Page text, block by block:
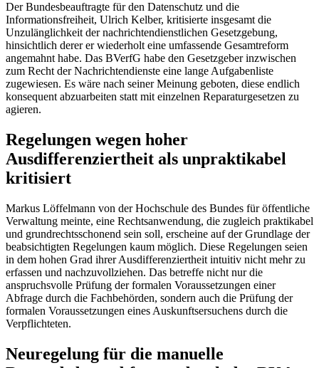
Der Bundesbeauftragte für den Datenschutz und die
Informationsfreiheit, Ulrich Kelber, kritisierte insgesamt die
Unzulänglichkeit der nachrichtendienstlichen Gesetzgebung,
hinsichtlich derer er wiederholt eine umfassende Gesamtreform
angemahnt habe. Das BVerfG habe den Gesetzgeber inzwischen
zum Recht der Nachrichtendienste eine lange Aufgabenliste
zugewiesen. Es wäre nach seiner Meinung geboten, diese endlich
konsequent abzuarbeiten statt mit einzelnen Reparaturgesetzen zu
agieren.
Regelungen wegen hoher
Ausdifferenziertheit als unpraktikabel
kritisiert
Markus Löffelmann von der Hochschule des Bundes für öffentliche
Verwaltung meinte, eine Rechtsanwendung, die zugleich praktikabel
und grundrechtsschonend sein soll, erscheine auf der Grundlage der
beabsichtigten Regelungen kaum möglich. Diese Regelungen seien
in dem hohen Grad ihrer Ausdifferenziertheit intuitiv nicht mehr zu
erfassen und nachzuvollziehen. Das betreffe nicht nur die
anspruchsvolle Prüfung der formalen Voraussetzungen einer
Abfrage durch die Fachbehörden, sondern auch die Prüfung der
formalen Voraussetzungen eines Auskunftsersuchens durch die
Verpflichteten.
Neuregelung für die manuelle